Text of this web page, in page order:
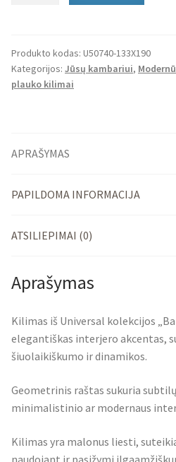
Kilimas
Mareto
Produkto kodas: U50740-133X190
Kategorijos: Jūsų kambariui,
plauko kilimai
APRAŠYMAS
PAPILDOMA INFORMACIJA
ATSILIEPIMAI (0)
Aprašymas
Kilimas iš Universal kolekcijos
elegantiškas interjero akcentas,
šiuolaikiškumo ir dinamikos.
Geometrinis raštas sukuria
minimalistinio ar modernaus
Kilimas yra malonus liesti,
naudojant ir pasižymi